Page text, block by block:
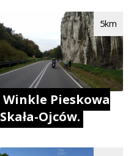
Winkle Pieskowa
Skała-Ojców.
5km